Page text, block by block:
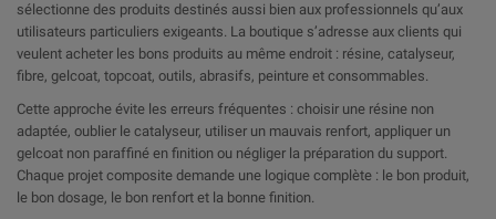
sélectionne des produits destinés aussi bien aux professionnels qu’aux
utilisateurs particuliers exigeants. La boutique s’adresse aux clients qui
veulent acheter les bons produits au même endroit : résine, catalyseur,
fibre, gelcoat, topcoat, outils, abrasifs, peinture et consommables.
Cette approche évite les erreurs fréquentes : choisir une résine non
adaptée, oublier le catalyseur, utiliser un mauvais renfort, appliquer un
gelcoat non paraffiné en finition ou négliger la préparation du support.
Chaque projet composite demande une logique complète : le bon produit,
le bon dosage, le bon renfort et la bonne finition.